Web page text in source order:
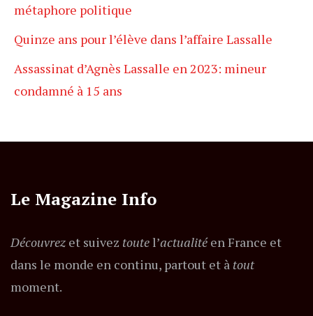
métaphore politique
Quinze ans pour l’élève dans l’affaire Lassalle
Assassinat d’Agnès Lassalle en 2023: mineur
condamné à 15 ans
Le Magazine Info
Découvrez et suivez toutel’actualitéen France et
dans le monde en continu, partout et à tout
moment.